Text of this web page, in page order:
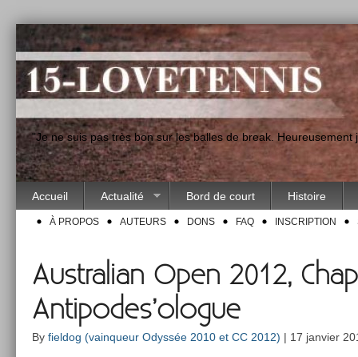
"Je ne suis pas très bon sur les balles de break.
Accueil Actualité Bord de court Histoire
À PROPOS AUTEURS DONS FAQ INSCRIPTION
Australian Open 2012,
Antipodes’ologue
By fieldog (vainqueur Odyssée 2010 et CC 2012) | 17 janvier